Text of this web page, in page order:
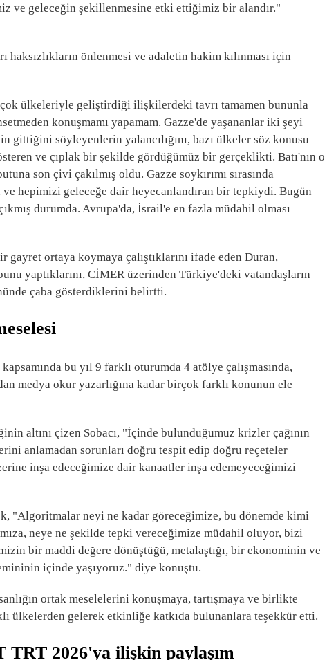
ve geleceğin şekillenmesine etki ettiğimiz bir alandır."
önlenmesi ve adaletin hakim kılınması için
ülkeleriyle geliştirdiği ilişkilerdeki tavrı tamamen bununla
konuşmamı yapamam. Gazze'de yaşananlar iki şeyi
gittiğini söyleyenlerin yalancılığını, bazı ülkeler söz konusu
ve çıplak bir şekilde gördüğümüz bir gerçeklikti. Batı'nın o
son çivi çakılmış oldu. Gazze soykırımı sırasında
hepimizi geleceğe dair heyecanlandıran bir tepkiydi. Bugün
durumda. Avrupa'da, İsrail'e en fazla müdahil olması
ortaya koymaya çalıştıklarını ifade eden Duran,
yaptıklarını, CİMER üzerinden Türkiye'deki vatandaşların
çaba gösterdiklerini belirtti.
bu yıl 9 farklı oturumda 4 atölye çalışmasında,
medya okur yazarlığına kadar birçok farklı konunun ele
altını çizen Sobacı, "İçinde bulunduğumuz krizler çağının
anlamadan sorunları doğru tespit edip doğru reçeteler
inşa edeceğimize dair kanaatler inşa edemeyeceğimizi
"Algoritmalar neyi ne kadar göreceğimize, bu dönemde kimi
neye ne şekilde tepki vereceğimize müdahil oluyor, bizi
bir maddi değere dönüştüğü, metalaştığı, bir ekonominin ve
içinde yaşıyoruz." diye konuştu.
ortak meselelerini konuşmaya, tartışmaya ve birlikte
ülkelerden gelerek etkinliğe katkıda bulunanlara teşekkür etti.
2026'ya ilişkin paylaşım